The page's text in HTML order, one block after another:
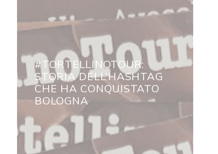
#TORTELLINOTOUR:
STORIA DELL’HASHTAG
CHE HA CONQUISTATO
BOLOGNA